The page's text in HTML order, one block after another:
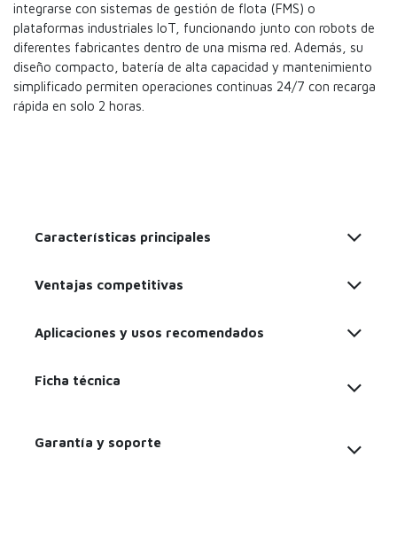
integrarse con sistemas de gestión de flota (FMS) o
plataformas industriales IoT, funcionando junto con robots de
diferentes fabricantes dentro de una misma red. Además, su
diseño compacto, batería de alta capacidad y mantenimiento
simplificado permiten operaciones continuas 24/7 con recarga
rápida en solo 2 horas.
Características principales
Ventajas competitivas
Aplicaciones y usos recomendados
Ficha técnica